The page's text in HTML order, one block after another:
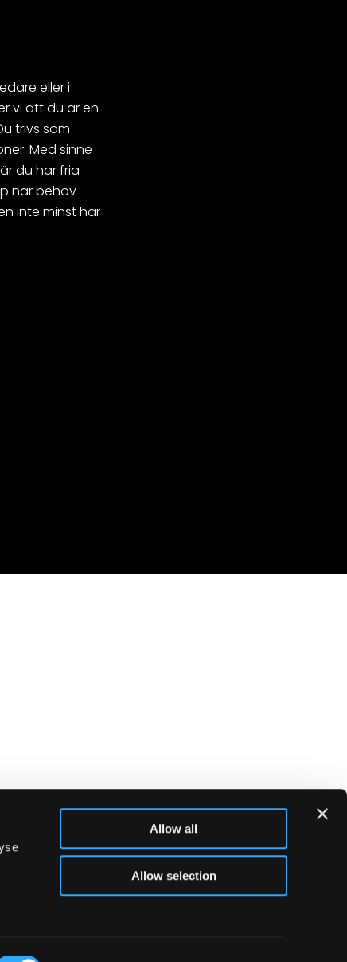
Allow all
Allow selection
eller i
vi att du är en
trivs som
Med sinne
du har fria
när behov
inte minst har